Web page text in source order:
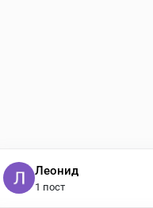
Леонид
1 пост